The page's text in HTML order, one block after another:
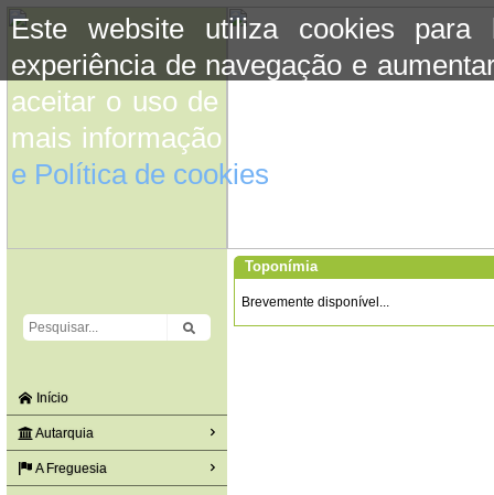
Este website utiliza cookies para
experiência de navegação e
aceitar o uso de cookies basta
mais informação consulte a
e Política de cookies
Início
Autarquia
A Freguesia
Toponímia
Brevemente disponível...